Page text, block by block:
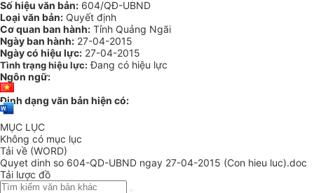
Số hiệu văn bản: 604/QĐ-UBND
Loại văn bản: Quyết định
Cơ quan ban hành: Tỉnh Quảng Ngãi
Ngày ban hành: 27-04-2015
Ngày có hiệu lực: 27-04-2015
Tình trạng hiệu lực: Đang có hiệu lực
Ngôn ngữ:
Định dạng văn bản hiện có:
MỤC LỤC
Không có mục lục
Tải về (WORD)
Quyet dinh so 604-QD-UBND ngay 27-04-2015 (Con hieu luc).doc
Tải lược đồ